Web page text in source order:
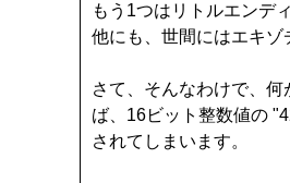
もう1つはリトルエンデ
他にも、世間にはエキゾ
さて、そんなわけで、
ば、16ビット整数値の
されてしまいます。